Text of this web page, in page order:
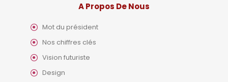
A Propos De Nous
Mot du président
Nos chiffres clés
Vision futuriste
Design